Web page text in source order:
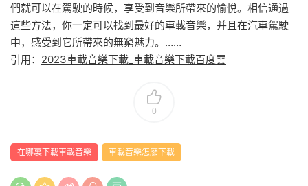
們就可以在駕駛的時候，享受到音樂所帶來的愉悅。相信通過
這些方法，你一定可以找到最好的車載音樂，并且在汽車駕駛
中，感受到它所帶來的無窮魅力。……
引用： 2023車載音樂下載_車載音樂下載百度雲
0
在哪裏下載車載音樂 車載音樂怎麽下載